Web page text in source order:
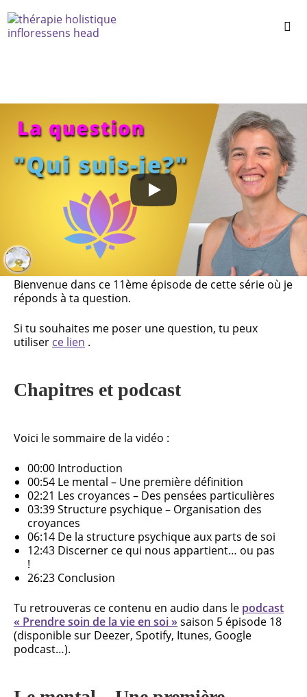
Le mental, qu’est-ce que c’est ?
Qu’est-ce que le mental ?
Qu’est-ce qui le constitue ?
Comment le gérer ?
Quelle est la différence entre une pensée et une
croyance ?
Bienvenue dans ce 11ème épisode de cette série où je
réponds à ta question.
Si tu souhaites me poser une question, tu peux
utiliser ce lien .
Chapitres et podcast
Voici le sommaire de la vidéo :
00:00 Introduction
00:54 Le mental – Une première définition
02:21 Les croyances – Des pensées particulières
03:39 Structure psychique – Organisation des
croyances
06:14 De la structure psychique aux parts de soi
12:43 Discerner ce qui nous appartient… ou pas
!
26:23 Conclusion
Tu retrouveras ce contenu en audio dans le podcast
« Prendre soin de la vie en soi »saison 5 épisode 18
(disponible sur Deezer, Spotify, Itunes, Google
podcast…).